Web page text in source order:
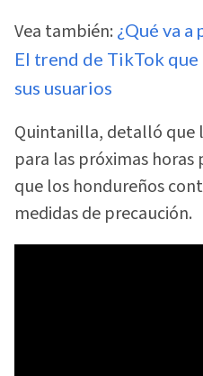
Vea también: ¿Qué va a
El trend de TikTok que
sus usuarios
Quintanilla, detalló que
para las próximas
que los hondureños
medidas de precaución.